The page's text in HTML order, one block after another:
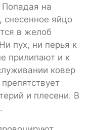
на
снесенное яйцо
в желоб
пух, ни перья к
прилипают и к
ковер
и плесени. В